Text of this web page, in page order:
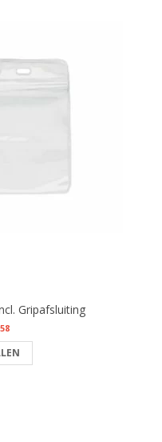
Gripafsluiting